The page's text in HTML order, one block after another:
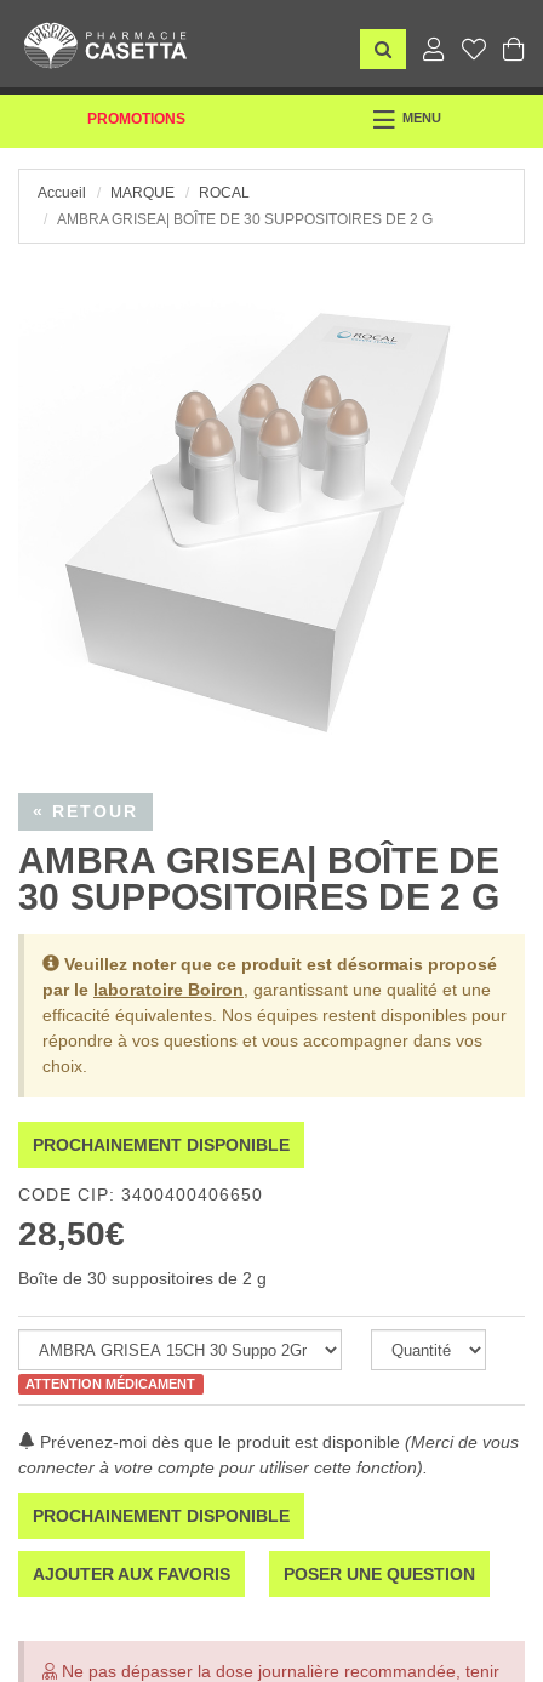
PROMOTIONS
TOGGLE
MENU
Accueil MARQUE
ROCAL
AMBRA GRISEA| BOÎTE DE 30 SUPPOSITOIRES DE 2 G
« RETOUR
AMBRA GRISEA| BOÎTE DE
30 SUPPOSITOIRES DE 2 G
Veuillez noter que ce produit est désormais proposé
par le laboratoire Boiron , garantissant une qualité et une
efficacité équivalentes. Nos équipes restent disponibles pour
répondre à vos questions et vous accompagner dans vos
choix.
PROCHAINEMENT DISPONIBLE
CODE CIP: 3400400406650
28,50€
Boîte de 30 suppositoires de 2 g
ATTENTION MÉDICAMENT
Prévenez-moi dès que le produit est disponible (Merci de vous
connecter à votre compte pour utiliser cette fonction).
PROCHAINEMENT DISPONIBLE
AJOUTER AUX FAVORIS POSER UNE QUESTION
Ne pas dépasser la dose journalière recommandée, tenir